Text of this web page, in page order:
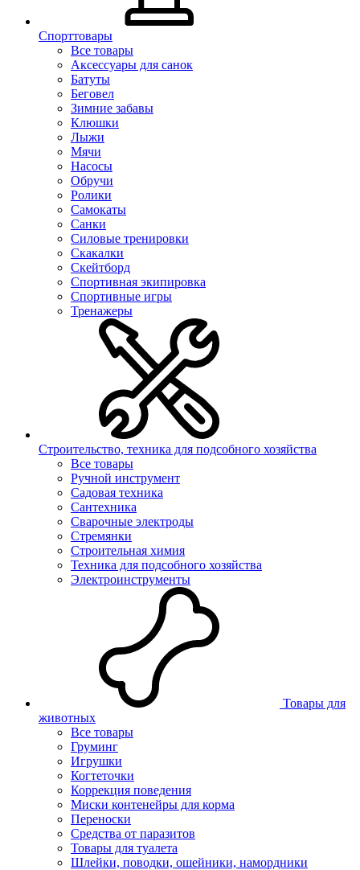
Спорттовары
Все товары
Аксессуары для санок
Батуты
Беговел
Зимние забавы
Клюшки
Лыжи
Мячи
Насосы
Обручи
Ролики
Самокаты
Санки
Силовые тренировки
Скакалки
Скейтборд
Спортивная экипировка
Спортивные игры
Тренажеры
Строительство, техника для подсобного хозяйства
Все товары
Ручной инструмент
Садовая техника
Сантехника
Сварочные электроды
Стремянки
Строительная химия
Техника для подсобного хозяйства
Электроинструменты
Товары для
животных
Все товары
Груминг
Игрушки
Когтеточки
Коррекция поведения
Миски контенейры для корма
Переноски
Средства от паразитов
Товары для туалета
Шлейки, поводки, ошейники, намордники